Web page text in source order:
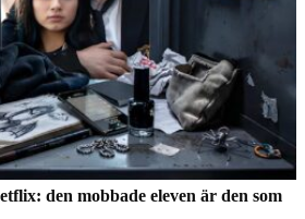
den mobbade eleven är den som